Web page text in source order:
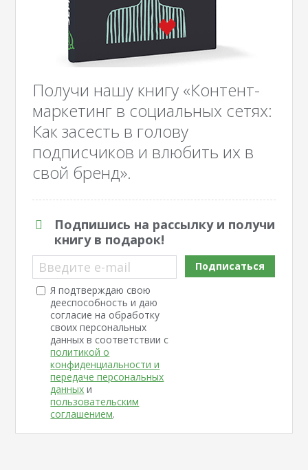
Получи нашу книгу «Контент-
маркетинг в социальных сетях:
Как засесть в голову
подписчиков и влюбить их в
свой бренд».
Подпишись на рассылку и получи
книгу в подарок!
Введите e-mail
Я подтверждаю свою
дееспособность и даю
согласие на обработку
своих персональных
данных в соответствии с
политикой о
конфиденциальности и
передаче персональных
данных и
пользовательским
соглашением.
Подписаться